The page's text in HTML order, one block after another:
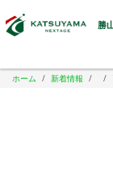
勝
ホーム / 新着情報 / /